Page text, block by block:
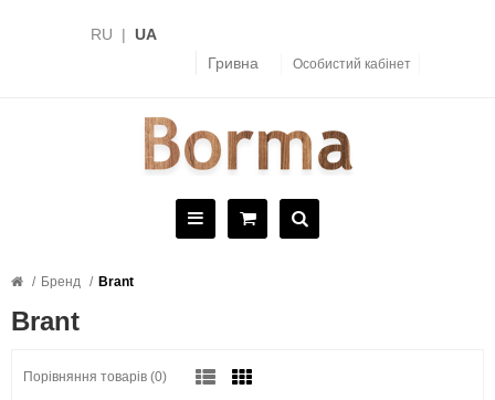
RU | UA
Гривна
Особистий кабінет
Бренд Brant
Brant
Порівняння товарів (0)